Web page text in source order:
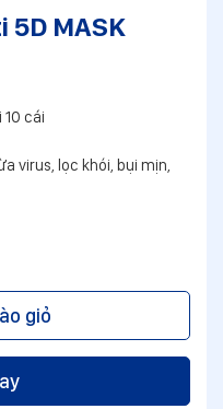
5D MASK
10 cái
virus, lọc khói, bụi mịn,
giỏ